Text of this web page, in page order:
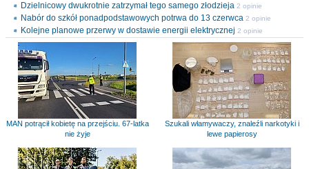
Dzielnicowy dwukrotnie zatrzymał tego samego złodzieja 2 opinie
Nabór do szkół ponadpodstawowych potrwa do 13 czerwca 2 opinie
Kolejne planowe przerwy w dostawie energii elektrycznej 2 opinie
MAN potrącił kobietę na przejściu. 67-latka
nie żyje
Szukali włamywaczy, znaleźli narkotyki i
lewe papierosy